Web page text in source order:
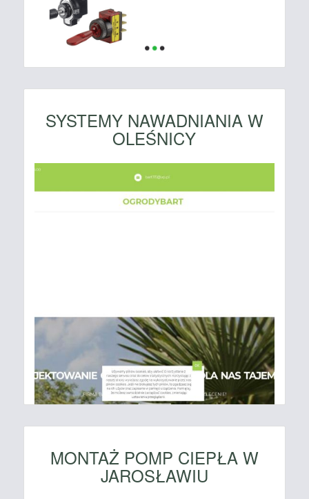
SYSTEMY NAWADNIANIA W
OLEŚNICY
MONTAŻ POMP CIEPŁA W
JAROSŁAWIU